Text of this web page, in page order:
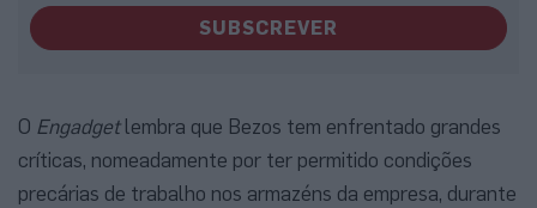
SUBSCREVER
O Engadgetlembra que Bezos tem enfrentado grandes
críticas, nomeadamente por ter permitido condições
precárias de trabalho nos armazéns da empresa, durante